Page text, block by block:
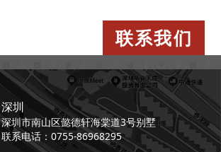
联系我们
深圳
深圳市南山区懿德轩海棠道3号别墅
联系电话：0755-86968295